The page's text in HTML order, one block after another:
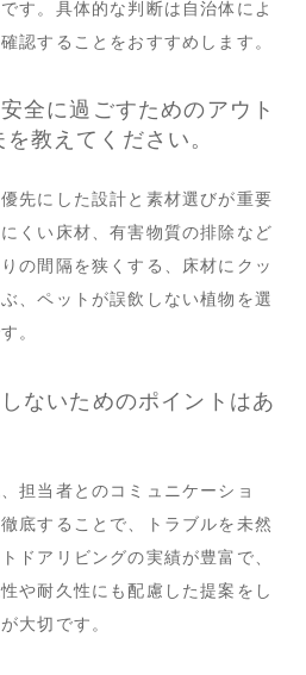
す。具体的な判断は自治体によ
認することをおすすめします。
全に過ごすためのアウト
教えてください。
先にした設計と素材選びが重要
くい床材、有害物質の排除など
の間隔を狭くする、床材にクッ
、ペットが誤飲しない植物を選
。
ないためのポイントはあ
担当者とのコミュニケーショ
底することで、トラブルを未然
ドアリビングの実績が豊富で、
や耐久性にも配慮した提案をし
大切です。